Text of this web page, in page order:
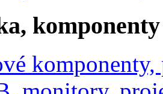
komponenty